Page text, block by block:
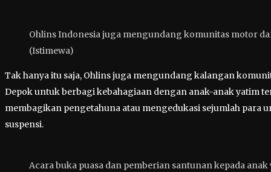
Ohlins Indonesia juga mengundang komunitas motor
(Istimewa)
Tak hanya itu saja, Ohlins juga mengundang kalangan
Depok untuk berbagi kebahagiaan dengan anak-anak yatim
membagikan pengetahuna atau mengedukasi sejumlah
suspensi.
Acara buka puasa dan pemberian santunan kepada